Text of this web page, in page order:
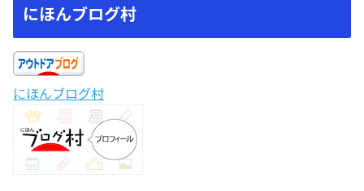
にほんブログ村
にほんブログ村